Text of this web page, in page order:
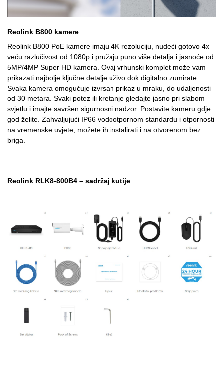
Reolink B800 kamere
Reolink B800 PoE kamere imaju 4K rezoluciju, nudeći gotovo 4x
veću razlučivost od 1080p i pružaju puno više detalja i jasnoće od
5MP/4MP Super HD kamera. Ovaj vrhunski komplet može vam
prikazati najbolje ključne detalje uživo dok digitalno zumirate.
Svaka kamera omogućuje izvrsan prikaz u mraku, do udaljenosti
od 30 metara. Svaki potez ili kretanje gledajte jasno pri slabom
svjetlu i imajte savršen sigurnosni nadzor. Postavite kameru gdje
god želite. Zahvaljujući IP66 vodootpornom standardu i otpornosti
na vremenske uvjete, možete ih instalirati i na otvorenom bez
briga.
Reolink RLK8-800B4 – sadržaj kutije